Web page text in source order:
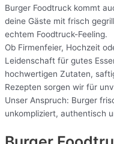
Burger Foodtruck kommt
deine Gäste mit frisch
echtem Foodtruck-Feeling.
Ob Firmenfeier, Hochzeit
Leidenschaft für gutes
hochwertigen Zutaten,
Rezepten sorgen wir für
Unser Anspruch: Burger
unkompliziert, authentisch